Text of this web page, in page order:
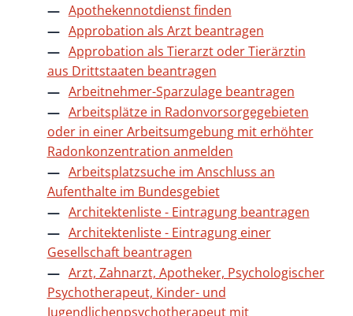
Apothekennotdienst finden
Approbation als Arzt beantragen
Approbation als Tierarzt oder Tierärztin
aus Drittstaaten beantragen
Arbeitnehmer-Sparzulage beantragen
Arbeitsplätze in Radonvorsorgegebieten
oder in einer Arbeitsumgebung mit erhöhter
Radonkonzentration anmelden
Arbeitsplatzsuche im Anschluss an
Aufenthalte im Bundesgebiet
Architektenliste - Eintragung beantragen
Architektenliste - Eintragung einer
Gesellschaft beantragen
Arzt, Zahnarzt, Apotheker, Psychologischer
Psychotherapeut, Kinder- und
Jugendlichenpsychotherapeut mit